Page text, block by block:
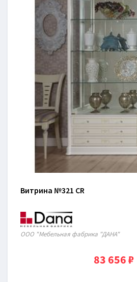
Витрина №321 CR
ООО "Мебельная фабрика "ДАНА"
83 656 ₽